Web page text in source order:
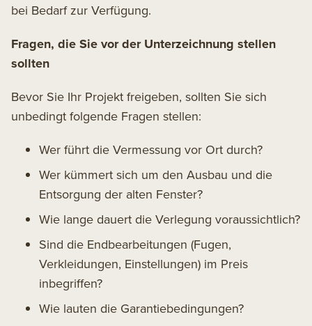
bei Bedarf zur Verfügung.
Fragen, die Sie vor der Unterzeichnung stellen
sollten
Bevor Sie Ihr Projekt freigeben, sollten Sie sich
unbedingt folgende Fragen stellen:
Wer führt die Vermessung vor Ort durch?
Wer kümmert sich um den Ausbau und die
Entsorgung der alten Fenster?
Wie lange dauert die Verlegung voraussichtlich?
Sind die Endbearbeitungen (Fugen,
Verkleidungen, Einstellungen) im Preis
inbegriffen?
Wie lauten die Garantiebedingungen?